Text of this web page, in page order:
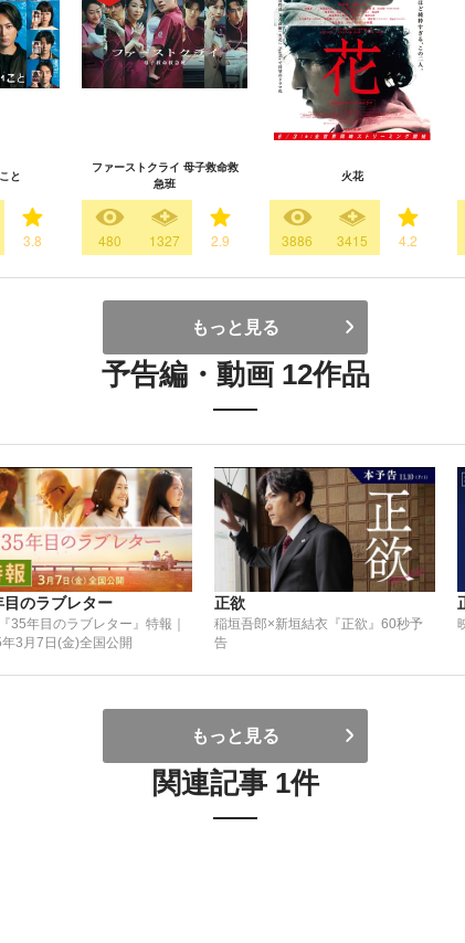
と
3.8
ファーストクライ 母子救命救
急班
480 1327 2.9
火花
3886 3415 4.2
もっと見る
予告編・動画 12作品
目のラブレター
35年目のラブレター』特報｜
3月7日(金)全国公開
正欲
稲垣吾郎×新垣結衣『正欲』60秒予
告
もっと見る
関連記事 1件